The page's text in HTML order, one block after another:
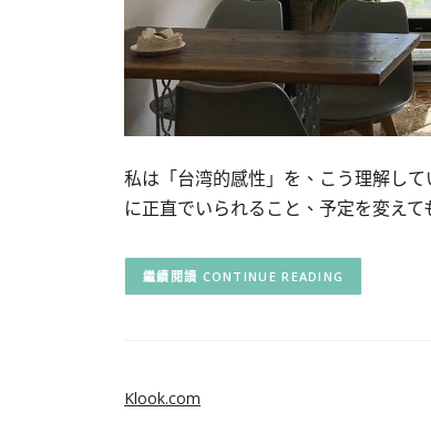
私は「台湾的感性」を、こう理解し
に正直でいられること、予定を変え
CONTINUE READING
Klook.com